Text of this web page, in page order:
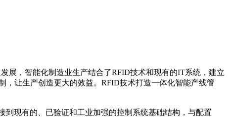
展，智能化制造业生产结合了RFID技术和现有的IT系统，建立
让生产创造更大的效益。RFID技术打造一体化智能产线管
现有的、已验证和工业加强的控制系统基础结构，与配置